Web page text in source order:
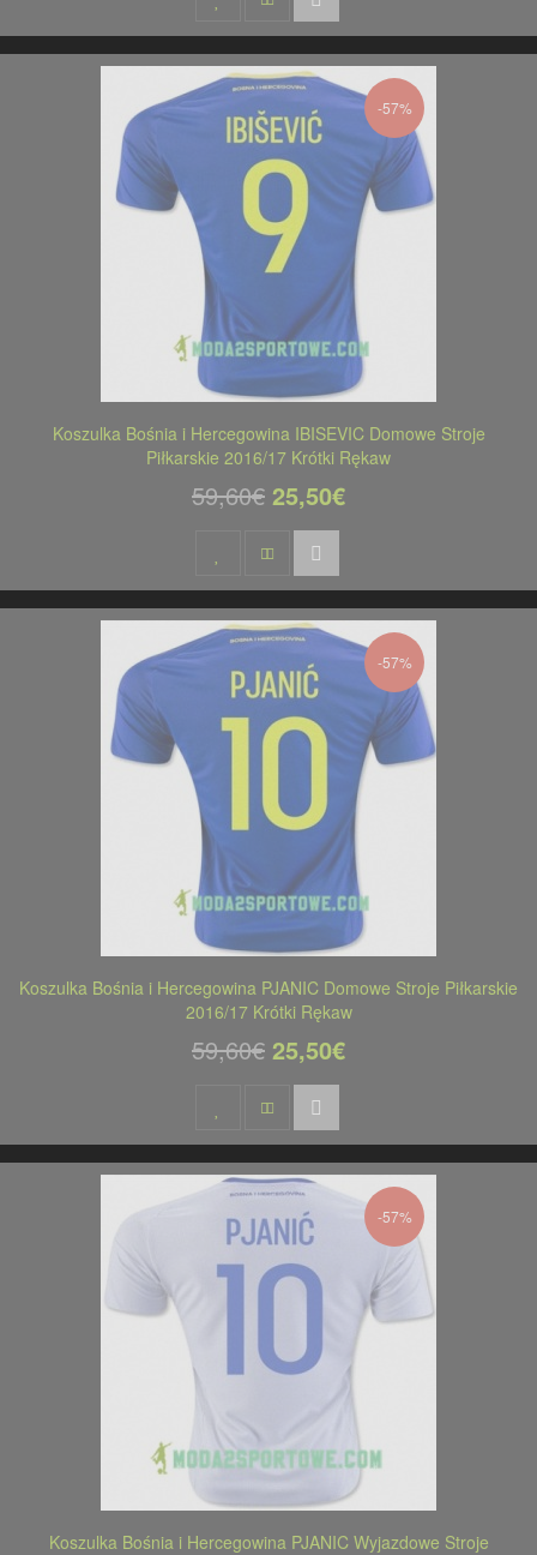
-57%
Koszulka Bośnia i Hercegowina IBISEVIC Domowe Stroje
Piłkarskie 2016/17 Krótki Rękaw
59,60€ 25,50€
-57%
Koszulka Bośnia i Hercegowina PJANIC Domowe Stroje Piłkarskie
2016/17 Krótki Rękaw
59,60€ 25,50€
-57%
Koszulka Bośnia i Hercegowina PJANIC Wyjazdowe Stroje